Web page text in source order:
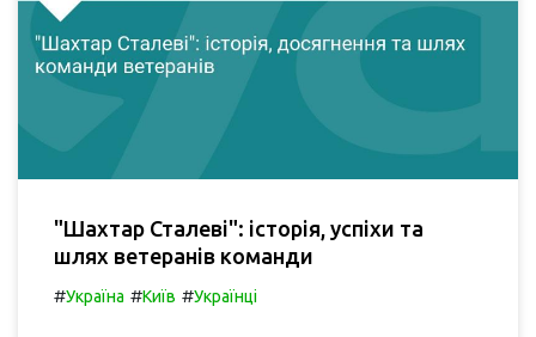
"Шахтар Сталеві": історія, успіхи та
шлях ветеранів команди
#Україна #Київ #Українці